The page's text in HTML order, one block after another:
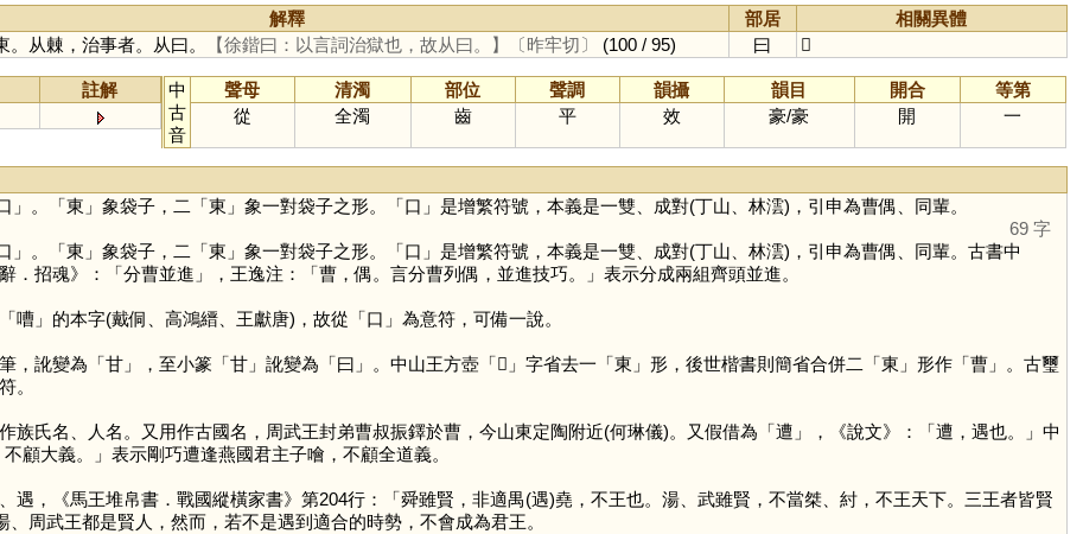
解釋 部居
相關異體
从㯥，治事者。从曰。 【徐鍇曰：以言詞治獄也，故从曰。】 〔昨牢切〕 (100 / 95) 曰 𣍘
註解
中
古
音
聲母 清濁 部位 聲調 韻攝 韻目 開合
等第
從
全濁 齒 平 效 豪/豪 開 一
」。「東 」象袋子，二「東 」象一對袋子之形。「口 」是增繁符號，本義是一雙、成對(丁山、林澐)，引申為曹偶、同輩。
69 字
」。「東 」象袋子，二「東 」象一對袋子之形。「口 」是增繁符號，本義是一雙、成對(丁山、林澐)，引申為曹偶、同輩。古書中
．招魂》：「分曹並進」，王逸注：「曹，偶。言分曹列偶，並進技巧。」表示分成兩組齊頭並進。
嘈」的本字(戴侗、高鴻縉、王獻唐)，故從「口 」為意符，可備一說。
，訛變為「甘」，至小篆「甘」訛變為「曰 」。中山王方壺「𣍘 」字省去一「東 」形，後世楷書則簡省合併二「東 」形作「曹」。古璽
。
氏名、人名。又用作古國名，周武王封弟曹叔振鐸於曹，今山東定陶附近(何琳儀)。又假借為「遭 」，《說文》：「遭，遇也。」中
顧大義。」表示剛巧遭逢燕國君主子噲，不顧全道義。
遇，《馬王堆帛書．戰國縱橫家書》第204行：「舜雖賢，非適禺(遇)堯，不王也。湯、武雖賢，不當桀、紂，不王天下。三王者皆賢
周武王都是賢人，然而，若不是遇到適合的時勢，不會成為君王。